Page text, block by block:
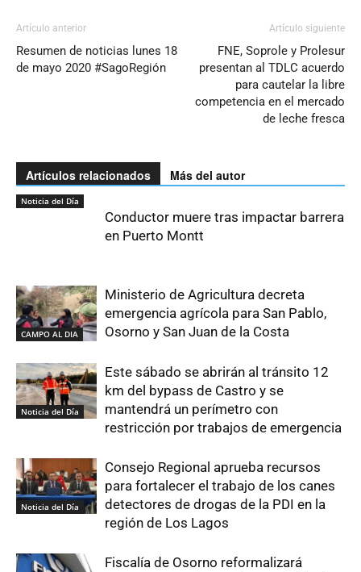
Artículo anterior
Resumen de noticias lunes 18
de mayo 2020 #SagoRegión
Artículo siguiente
FNE, Soprole y Prolesur
presentan al TDLC acuerdo
para cautelar la libre
competencia en el mercado
de leche fresca
Artículos relacionados Más del autor
Noticia del Día
Conductor muere tras impactar barrera
en Puerto Montt
CAMPO AL DIA
Ministerio de Agricultura decreta
emergencia agrícola para San Pablo,
Osorno y San Juan de la Costa
Noticia del Día
Este sábado se abrirán al tránsito 12
km del bypass de Castro y se
mantendrá un perímetro con
restricción por trabajos de emergencia
Noticia del Día
Consejo Regional aprueba recursos
para fortalecer el trabajo de los canes
detectores de drogas de la PDI en la
región de Los Lagos
Fiscalía de Osorno reformalizará